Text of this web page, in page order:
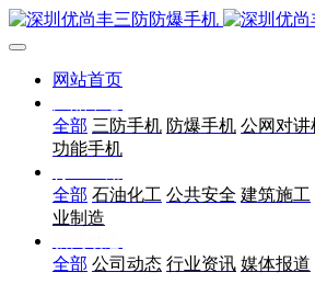
网站首页
全部 三防手机 防爆手机 公网对讲
功能手机
全部 石油化工 公共安全 建筑施工
业制造
全部 公司动态 行业资讯 媒体报道